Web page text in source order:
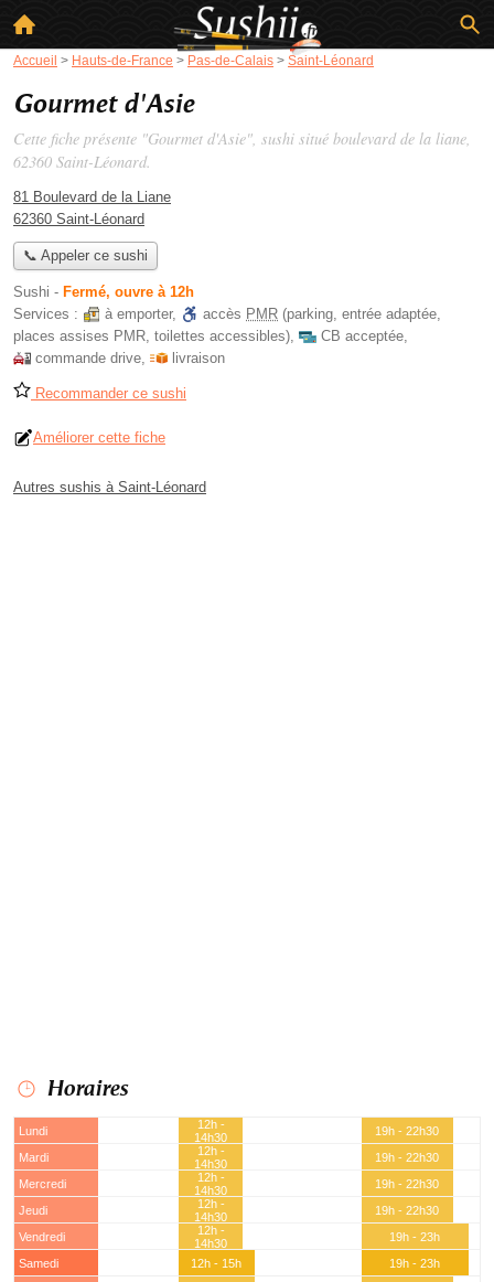
Accueil > Hauts-de-France > Pas-de-Calais > Saint-Léonard
Gourmet d'Asie
Cette fiche présente "Gourmet d'Asie", sushi situé boulevard de la liane,
62360 Saint-Léonard.
81 Boulevard de la Liane
62360 Saint-Léonard
📞 Appeler ce sushi
Sushi - Fermé, ouvre à 12h
Services :
à emporter, accès PMR (parking, entrée adaptée,
places assises PMR, toilettes accessibles), CB acceptée,
commande drive, livraison
Recommander ce sushi
Améliorer cette fiche
Autres sushis à Saint-Léonard
Horaires
Lundi
12h -
14h30
19h - 22h30
Mardi
12h -
14h30
19h - 22h30
Mercredi
12h -
14h30
19h - 22h30
Jeudi
12h -
14h30
19h - 22h30
Vendredi
12h -
14h30
19h - 23h
Samedi
12h - 15h
19h - 23h